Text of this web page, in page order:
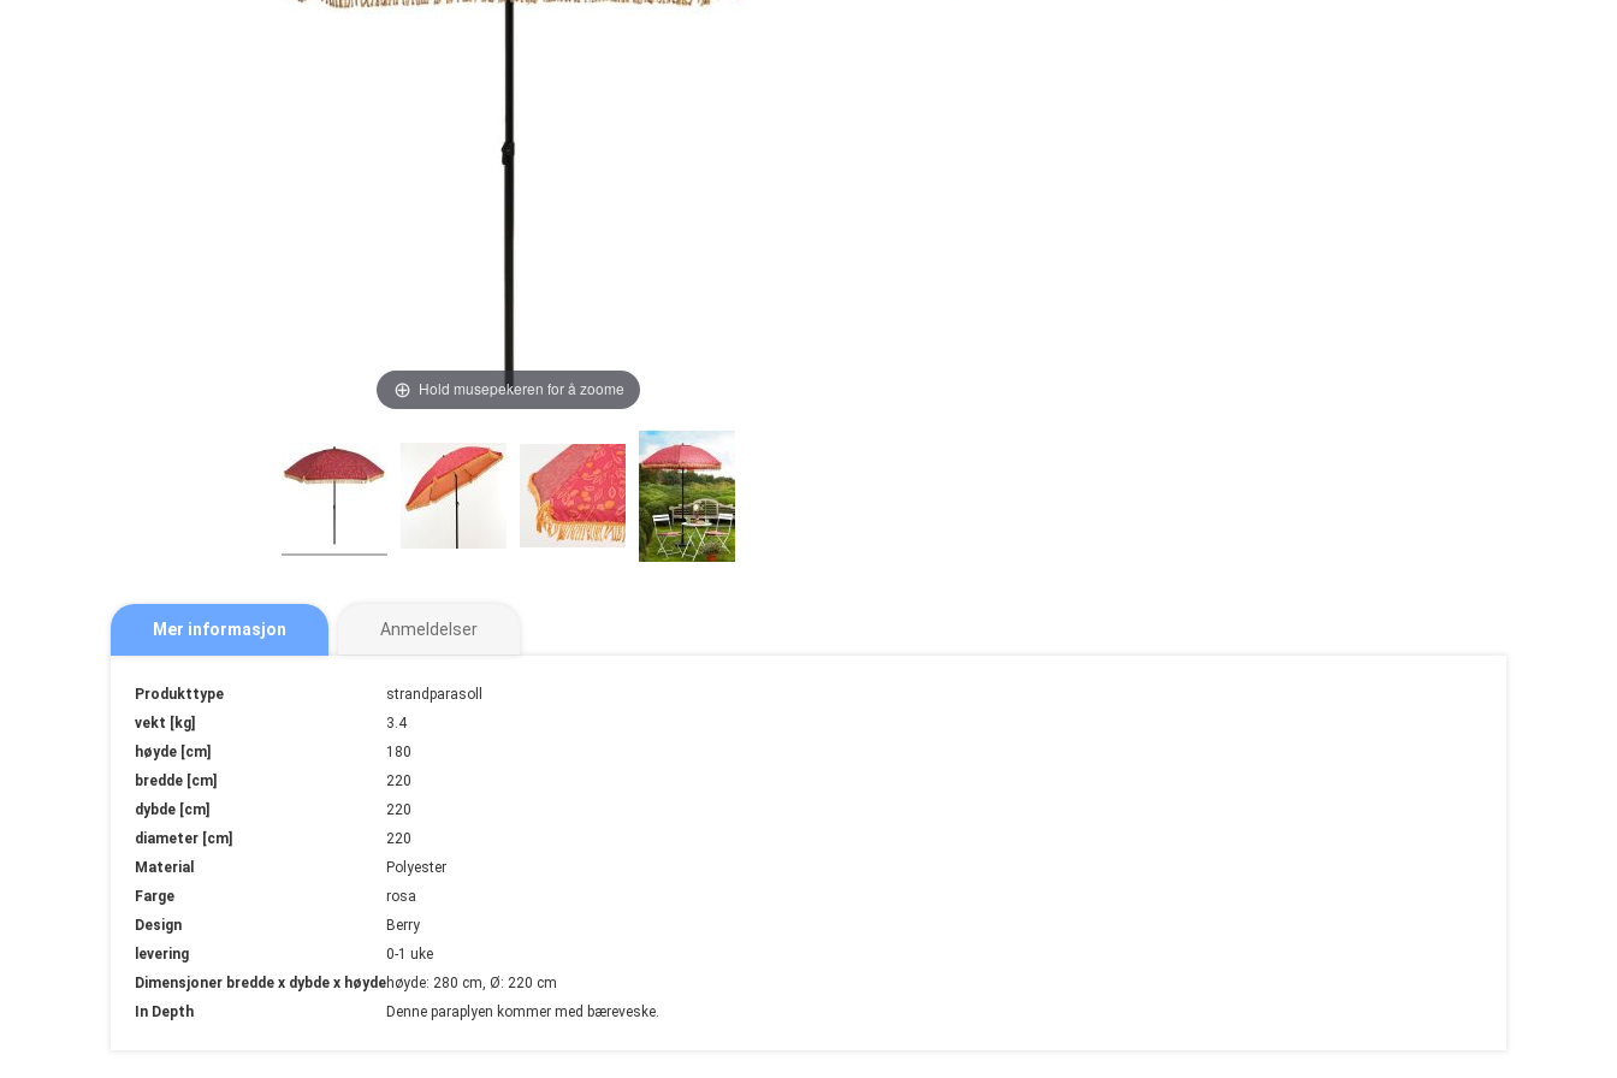
Hold musepekeren for å zoome
Mer informasjon
Mer
informasjon
Produkttype
strandparasoll
vekt [kg]
3.4
høyde [cm]
180
bredde [cm]
220
dybde [cm]
220
diameter [cm]
220
Material
Polyester
Farge
rosa
Design
Berry
levering
0-1 uke
Dimensjoner bredde x dybde x høydehøyde: 280 cm, Ø: 220 cm
In Depth
Denne paraplyen kommer med bæreveske.
Anmeldelser